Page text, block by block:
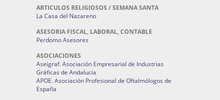
ARTICULOS RELIGIOSOS / SEMANA SANTA
La Casa del Nazareno
ASESORIA FISCAL, LABORAL, CONTABLE
Perdomo Asesores
ASOCIACIONES
Aseigraf. Asociación Empresarial de Industrias
Gráficas de Andalucía
APOE. Asociación Profesional de Oftalmólogos de
España